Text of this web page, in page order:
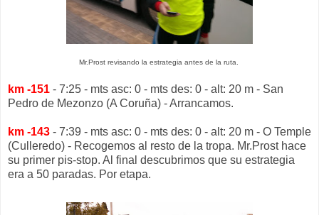
Mr.Prost revisando la estrategia antes de la ruta.
km -151 - 7:25 - mts asc: 0 - mts des: 0 - alt: 20 m - San
Pedro de Mezonzo (A Coruña) - Arrancamos.
km -143 - 7:39 - mts asc: 0 - mts des: 0 - alt: 20 m - O Temple
(Culleredo) - Recogemos al resto de la tropa. Mr.Prost hace
su primer pis-stop. Al final descubrimos que su estrategia
era a 50 paradas. Por etapa.